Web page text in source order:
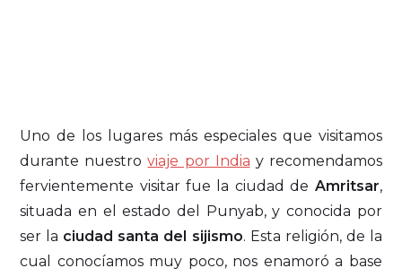
Uno de los lugares más especiales que visitamos
durante nuestroviaje por India y recomendamos
fervientemente visitar fue la ciudad de Amritsar,
situada en el estado del Punyab, y conocida por
ser la ciudad santa del sijismo. Esta religión, de la
cual conocíamos muy poco, nos enamoró a base